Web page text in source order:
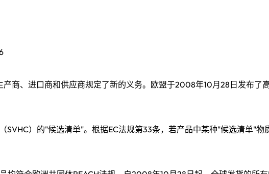
商、进口商和供应商规定了新的义务。欧盟于2008年10月28日发布了
SVHC）的"候选清单"。根据EC法规第33条，若产品中某种"候选清单"